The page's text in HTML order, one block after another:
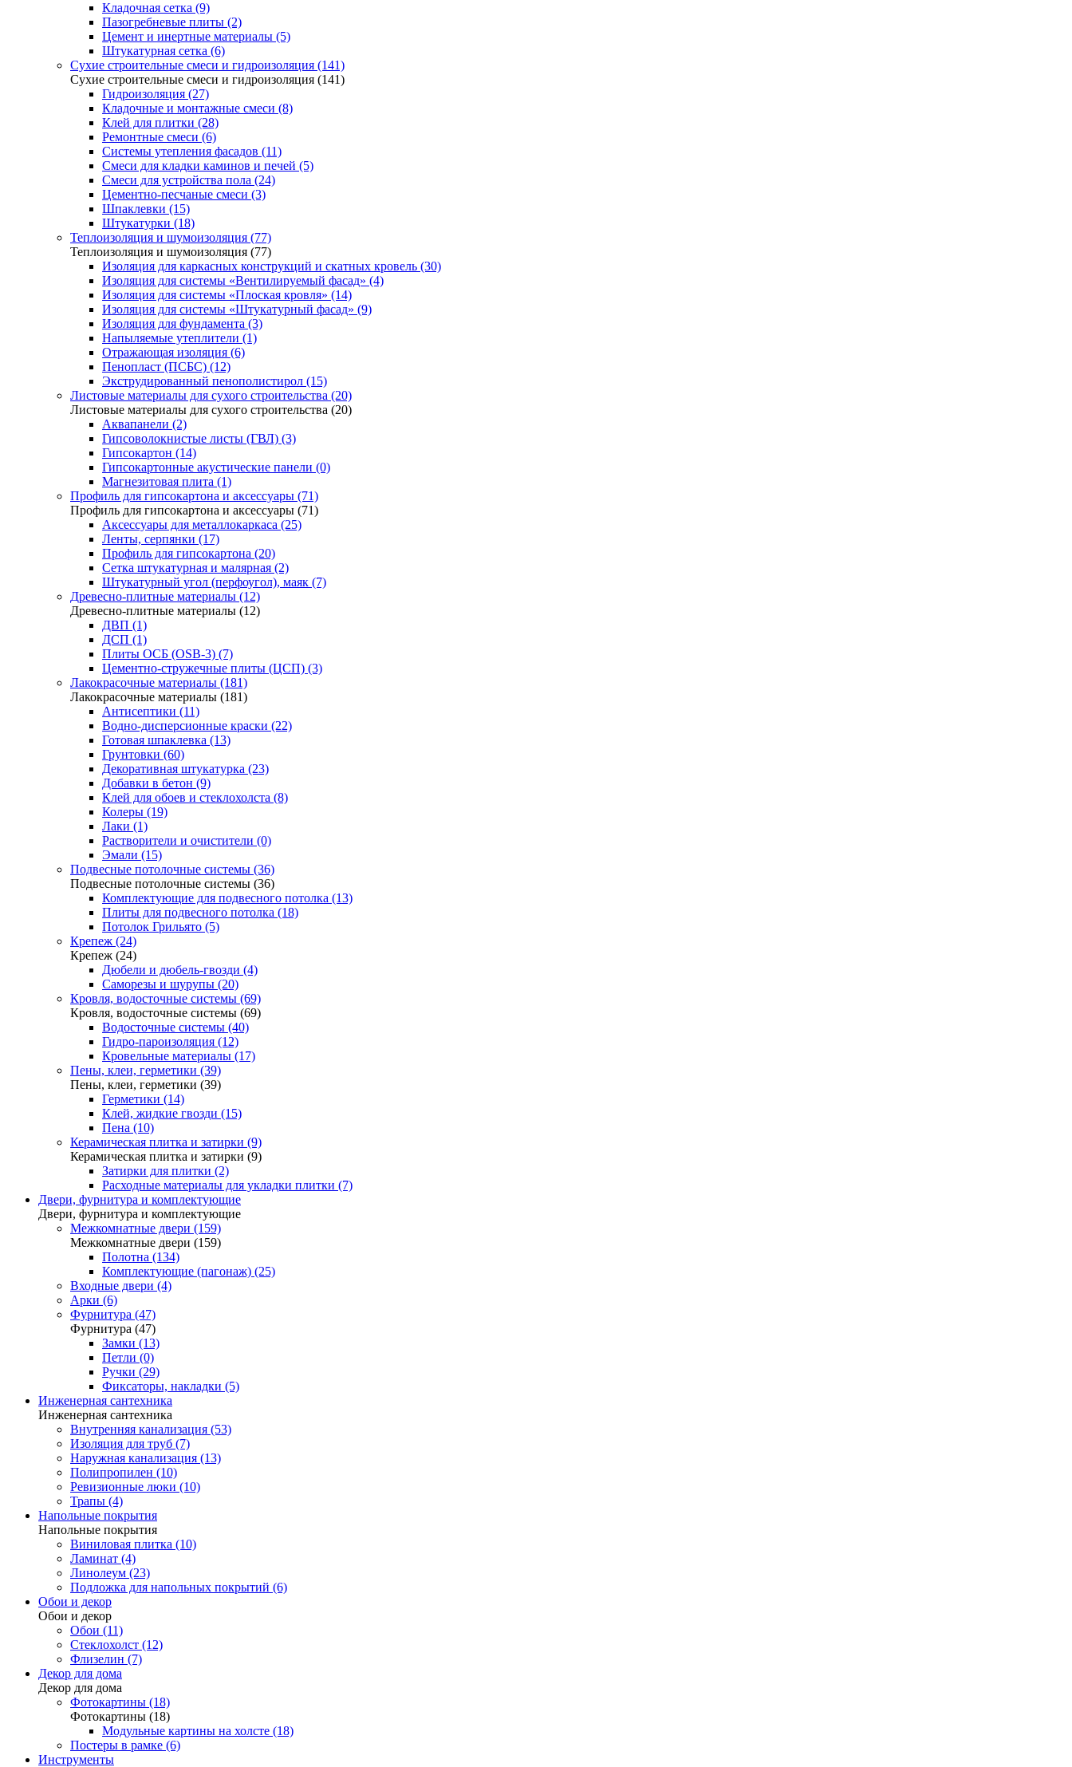
Кладочная сетка (9)
Пазогребневые плиты (2)
Цемент и инертные материалы (5)
Штукатурная сетка (6)
Сухие строительные смеси и гидроизоляция (141)
Сухие строительные смеси и гидроизоляция (141)
Гидроизоляция (27)
Кладочные и монтажные смеси (8)
Клей для плитки (28)
Ремонтные смеси (6)
Системы утепления фасадов (11)
Смеси для кладки каминов и печей (5)
Смеси для устройства пола (24)
Цементно-песчаные смеси (3)
Шпаклевки (15)
Штукатурки (18)
Теплоизоляция и шумоизоляция (77)
Теплоизоляция и шумоизоляция (77)
Изоляция для каркасных конструкций и скатных кровель (30)
Изоляция для системы «Вентилируемый фасад» (4)
Изоляция для системы «Плоская кровля» (14)
Изоляция для системы «Штукатурный фасад» (9)
Изоляция для фундамента (3)
Напыляемые утеплители (1)
Отражающая изоляция (6)
Пенопласт (ПСБС) (12)
Экструдированный пенополистирол (15)
Листовые материалы для сухого строительства (20)
Листовые материалы для сухого строительства (20)
Аквапанели (2)
Гипсоволокнистые листы (ГВЛ) (3)
Гипсокартон (14)
Гипсокартонные акустические панели (0)
Магнезитовая плита (1)
Профиль для гипсокартона и аксессуары (71)
Профиль для гипсокартона и аксессуары (71)
Аксессуары для металлокаркаса (25)
Ленты, серпянки (17)
Профиль для гипсокартона (20)
Сетка штукатурная и малярная (2)
Штукатурный угол (перфоугол), маяк (7)
Древесно-плитные материалы (12)
Древесно-плитные материалы (12)
ДВП (1)
ДСП (1)
Плиты ОСБ (OSB-3) (7)
Цементно-стружечные плиты (ЦСП) (3)
Лакокрасочные материалы (181)
Лакокрасочные материалы (181)
Антисептики (11)
Водно-дисперсионные краски (22)
Готовая шпаклевка (13)
Грунтовки (60)
Декоративная штукатурка (23)
Добавки в бетон (9)
Клей для обоев и стеклохолста (8)
Колеры (19)
Лаки (1)
Растворители и очистители (0)
Эмали (15)
Подвесные потолочные системы (36)
Подвесные потолочные системы (36)
Комплектующие для подвесного потолка (13)
Плиты для подвесного потолка (18)
Потолок Грильято (5)
Крепеж (24)
Крепеж (24)
Дюбели и дюбель-гвозди (4)
Саморезы и шурупы (20)
Кровля, водосточные системы (69)
Кровля, водосточные системы (69)
Водосточные системы (40)
Гидро-пароизоляция (12)
Кровельные материалы (17)
Пены, клеи, герметики (39)
Пены, клеи, герметики (39)
Герметики (14)
Клей, жидкие гвозди (15)
Пена (10)
Керамическая плитка и затирки (9)
Керамическая плитка и затирки (9)
Затирки для плитки (2)
Расходные материалы для укладки плитки (7)
Двери, фурнитура и комплектующие
Двери, фурнитура и комплектующие
Межкомнатные двери (159)
Межкомнатные двери (159)
Полотна (134)
Комплектующие (пагонаж) (25)
Входные двери (4)
Арки (6)
Фурнитура (47)
Фурнитура (47)
Замки (13)
Петли (0)
Ручки (29)
Фиксаторы, накладки (5)
Инженерная сантехника
Инженерная сантехника
Внутренняя канализация (53)
Изоляция для труб (7)
Наружная канализация (13)
Полипропилен (10)
Ревизионные люки (10)
Трапы (4)
Напольные покрытия
Напольные покрытия
Виниловая плитка (10)
Ламинат (4)
Линолеум (23)
Подложка для напольных покрытий (6)
Обои и декор
Обои и декор
Обои (11)
Стеклохолст (12)
Флизелин (7)
Декор для дома
Декор для дома
Фотокартины (18)
Фотокартины (18)
Модульные картины на холсте (18)
Постеры в рамке (6)
Инструменты